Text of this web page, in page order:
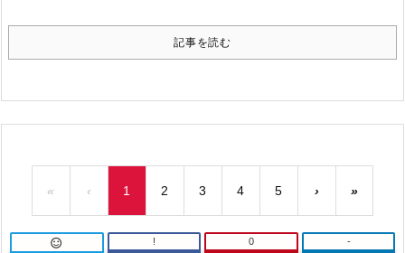
記事を読む
« ‹ 1 2 3 4 5 › »
 ! 0 -